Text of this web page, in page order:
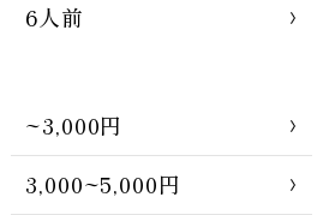
6人前
~3,000円
3,000~5,000円